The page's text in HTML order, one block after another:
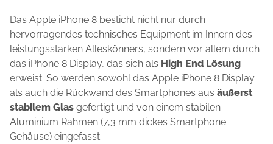
Das Apple iPhone 8 besticht nicht nur durch
hervorragendes technisches Equipment im Innern des
leistungsstarken Alleskönners, sondern vor allem durch
das iPhone 8 Display, das sich als High End Lösung
erweist. So werden sowohl das Apple iPhone 8 Display
als auch die Rückwand des Smartphones aus äußerst
stabilem Glas gefertigt und von einem stabilen
Aluminium Rahmen (7,3 mm dickes Smartphone
Gehäuse) eingefasst.